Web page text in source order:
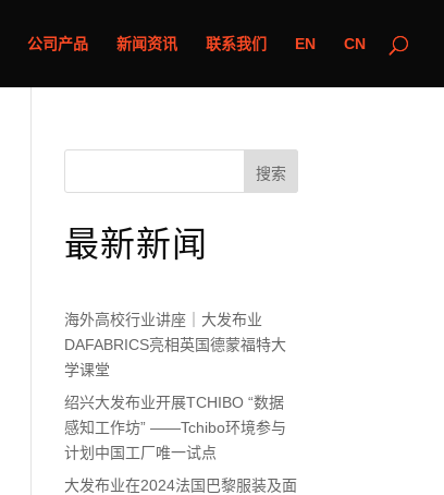
公司产品 新闻资讯 联系我们 EN CN
搜索
最新新闻
海外高校行业讲座｜大发布业
DAFABRICS亮相英国德蒙福特大
学课堂
绍兴大发布业开展TCHIBO “数据
感知工作坊” ——Tchibo环境参与
计划中国工厂唯一试点
大发布业在2024法国巴黎服装及面